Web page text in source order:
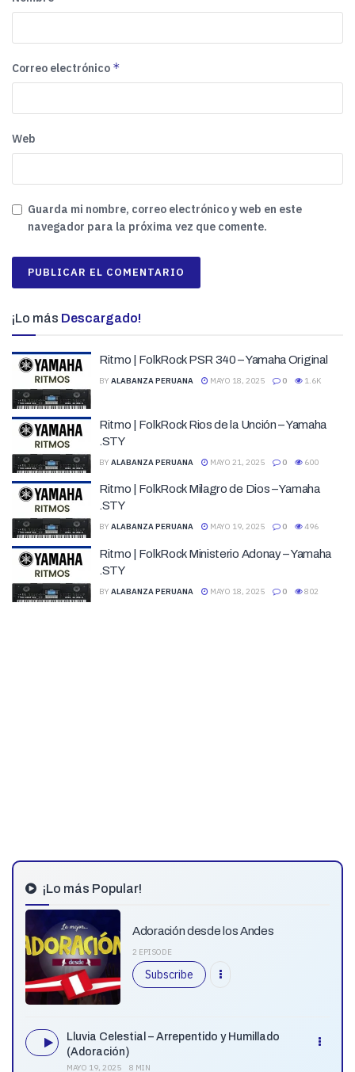
Correo electrónico *
Web
Guarda mi nombre, correo electrónico y web en este
navegador para la próxima vez que comente.
¡Lo más Descargado!
Ritmo | FolkRock PSR 340 – Yamaha Original
BY ALABANZA PERUANA MAYO 18, 2025 0 1.6K
Ritmo | FolkRock Rios de la Unción – Yamaha
.STY
BY ALABANZA PERUANA MAYO 21, 2025 0 600
Ritmo | FolkRock Milagro de Dios – Yamaha
.STY
BY ALABANZA PERUANA MAYO 19, 2025 0 496
Ritmo | FolkRock Ministerio Adonay – Yamaha
.STY
BY ALABANZA PERUANA MAYO 18, 2025 0 802
¡Lo más Popular!
Adoración desde los Andes
2 EPISODE
Subscribe
Lluvia Celestial – Arrepentido y Humillado
(Adoración)
MAYO 19, 2025 8 MIN